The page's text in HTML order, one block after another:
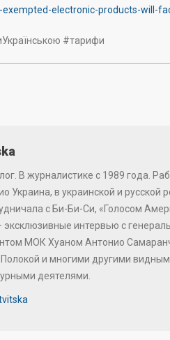
electronic-products-will-
#тарифи
В журналистике с 1989 года.
Украина, в украинской и русской
с Би-Би-Си, «Голосом
эксклюзивные интервью с
МОК Хуаном Антонио
и многими другими
деятелями.